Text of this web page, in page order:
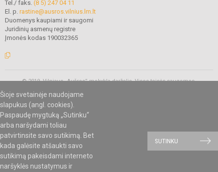
Šioje svetainėje naudojame
slapukus (angl. cookies).
Paspaudę mygtuką „Sutinku“
arba naršydami toliau
patvirtinsite savo sutikimą. Bet
kada galėsite atšaukti savo
sutikimą pakeisdami interneto
naršyklės nustatymus ir
SUTINKU
Tel./ faks. (8 5) 247 04 11
El. p. rastine@ausros.vilnius.lm.lt
Duomenys kaupiami ir saugomi
Juridinių asmenų registre
Įmonės kodas 190032365
© 2019. Vilniaus „Aušros” mokykla-darželis. Visos teisės saugomos.
SVETAINESMOKYKLOMS.LT